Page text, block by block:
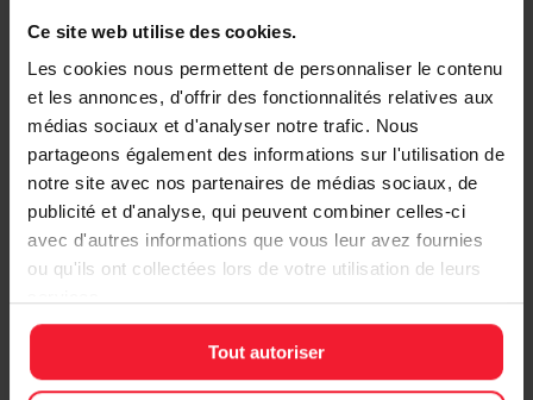
Ce site web utilise des cookies.
Les cookies nous permettent de personnaliser le contenu
et les annonces, d'offrir des fonctionnalités relatives aux
médias sociaux et d'analyser notre trafic. Nous
partageons également des informations sur l'utilisation de
notre site avec nos partenaires de médias sociaux, de
publicité et d'analyse, qui peuvent combiner celles-ci
avec d'autres informations que vous leur avez fournies
ou qu'ils ont collectées lors de votre utilisation de leurs
Tout autoriser